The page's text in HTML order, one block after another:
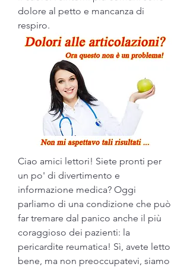
dolore al petto e mancanza di
respiro.
Ciao amici lettori! Siete pronti per
un po' di divertimento e
informazione medica? Oggi
parliamo di una condizione che può
far tremare dal panico anche il più
coraggioso dei pazienti: la
pericardite reumatica! Sì, avete letto
bene, ma non preoccupatevi, siamo